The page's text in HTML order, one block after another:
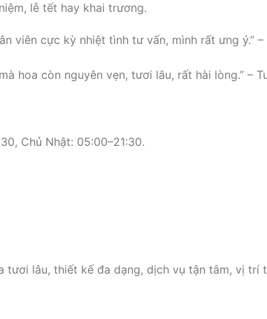
lễ tết hay khai trương.
viên cực kỳ nhiệt tình tư vấn, mình rất ưng ý.” –
hoa còn nguyên vẹn, tươi lâu, rất hài lòng.” –
Chủ Nhật: 05:00–21:30.
tươi lâu, thiết kế đa dạng, dịch vụ tận tâm, vị trí